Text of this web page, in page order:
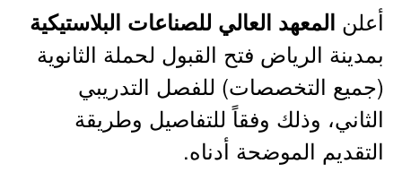
أعلن المعهد العالي للصناعات البلاستيكية
بمدينة الرياض فتح القبول لحملة الثانوية
(جميع التخصصات) للفصل التدريبي
الثاني، وذلك وفقاً للتفاصيل وطريقة
التقديم الموضحة أدناه.